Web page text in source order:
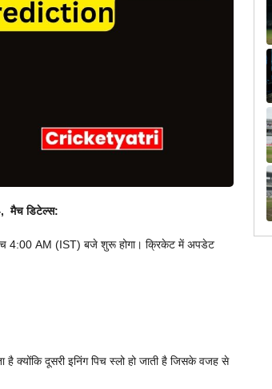
मैच डिटेल्स:
4:00 AM (IST) बजे शुरू होगा। क्रिकेट में अपडेट
क्योंकि दूसरी इनिंग पिच स्लो हो जाती है जिसके वजह से